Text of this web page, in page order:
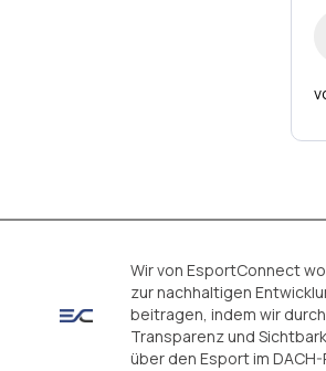
Wir von EsportConnect
zur nachhaltigen
beitragen, indem wir
Transparenz und
über den Esport im